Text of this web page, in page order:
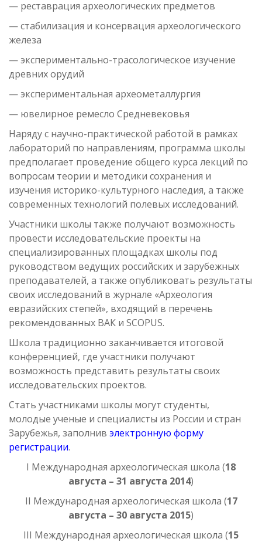
— реставрация археологических предметов
— стабилизация и консервация археологического
железа
— экспериментально-трасологическое изучение
древних орудий
— экспериментальная археометаллургия
— ювелирное ремесло Средневековья
Наряду с научно-практической работой в рамках
лабораторий по направлениям, программа школы
предполагает проведение общего курса лекций по
вопросам теории и методики сохранения и
изучения историко-культурного наследия, а также
современных технологий полевых исследований.
Участники школы также получают возможность
провести исследовательские проекты на
специализированных площадках школы под
руководством ведущих российских и зарубежных
преподавателей, а также опубликовать результаты
своих исследований в журнале «Археология
евразийских степей», входящий в перечень
рекомендованных ВАК и SCOPUS.
Школа традиционно заканчивается итоговой
конференцией, где участники получают
возможность представить результаты своих
исследовательских проектов.
Стать участниками школы могут студенты,
молодые ученые и специалисты из России и стран
Зарубежья, заполнив электронную форму
регистрации.
I Международная археологическая школа (18
августа – 31 августа 2014)
II Международная археологическая школа (17
августа – 30 августа 2015)
III Международная археологическая школа (15